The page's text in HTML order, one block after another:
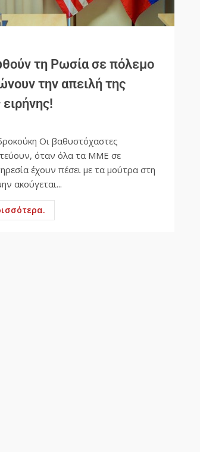
τη Ρωσία σε πόλεμο
την απειλή της
Οι βαθυστόχαστες
όταν όλα τα ΜΜΕ σε
έχουν πέσει με τα μούτρα στη
ακούγεται...